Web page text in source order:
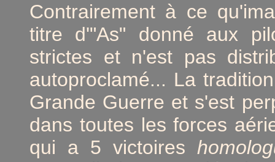
Contrairement à ce
titre d'"As" donné aux
strictes et n'est pas
autoproclamé... La
Grande Guerre et s'est
dans toutes les forces
qui a 5 victoires